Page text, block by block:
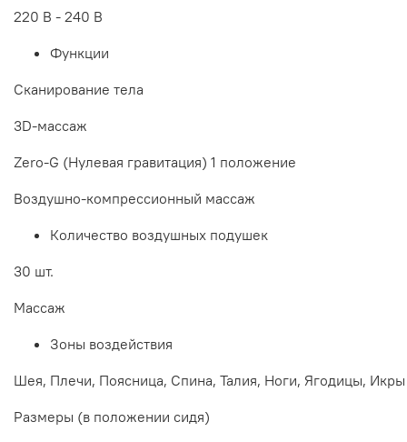
220 В - 240 В
Функции
Сканирование тела
3D-массаж
Zero-G (Нулевая гравитация) 1 положение
Воздушно-компрессионный массаж
Количество воздушных подушек
30 шт.
Массаж
Зоны воздействия
Шея, Плечи, Поясница, Спина, Талия, Ноги, Ягодицы, Икры
Размеры (в положении сидя)